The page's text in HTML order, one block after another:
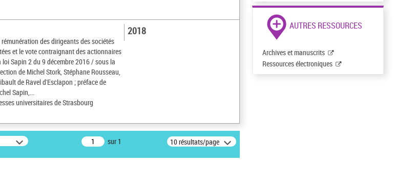
rémunération des dirigeants des sociétés
et le vote contraignant des actionnaires
loi Sapin 2 du 9 décembre 2016 / sous la
de Michel Stork, Stéphane Rousseau,
de Ravel d'Esclapon ; préface de
Sapin,...
universitaires de Strasbourg
2018
sur 1 10 résultats/page
AUTRES RESSOURCES
Archives et manuscrits
Ressources électroniques